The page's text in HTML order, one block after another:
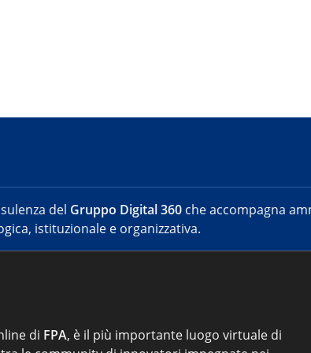
del Gruppo Digital 360 che accompagna
istituzionale e organizzativa.
di FPA, è il più importante luogo virtuale di